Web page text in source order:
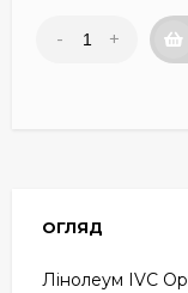
- +
ОГЛЯД
Лінолеум IVC